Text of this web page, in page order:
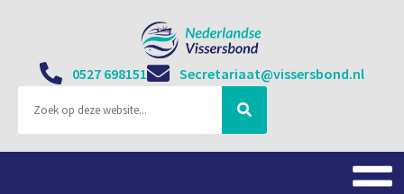
0527 698151 Secretariaat@vissersbond.nl